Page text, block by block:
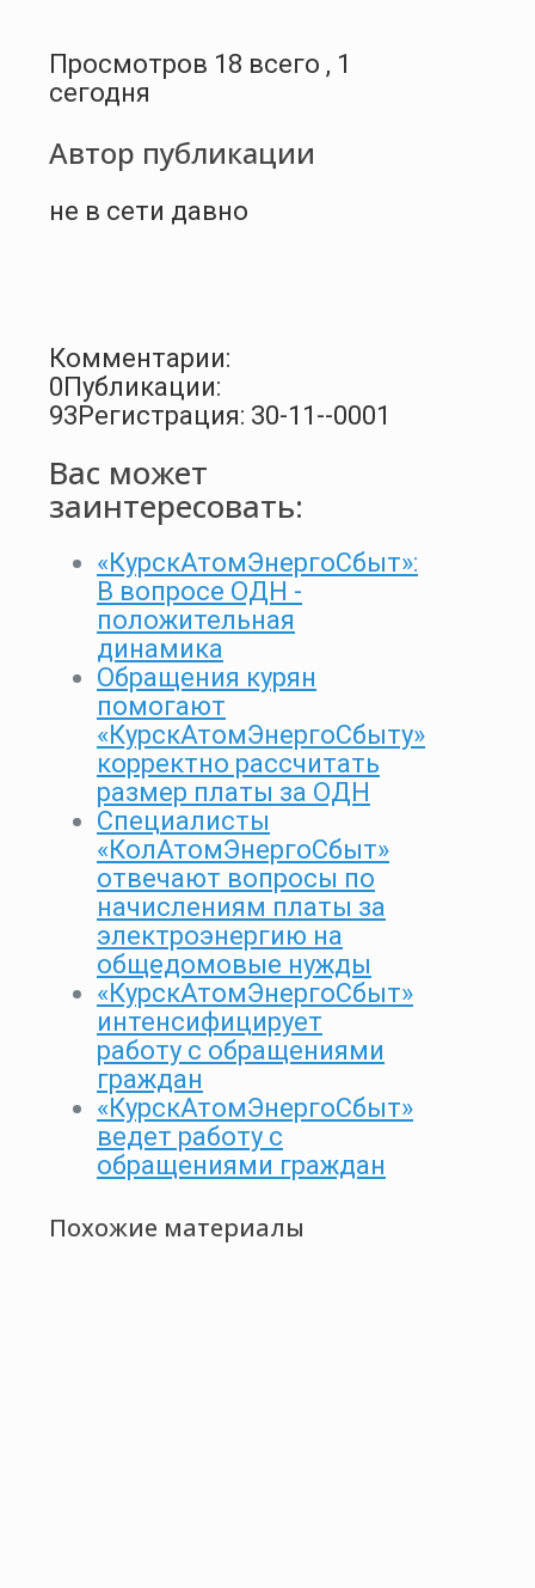
Просмотров 18 всего , 1
сегодня
Автор публикации
не в сети давно
Комментарии:
0Публикации:
93Регистрация: 30-11--0001
Вас может
заинтересовать:
«КурскАтомЭнергоСбыт»:
В вопросе ОДН -
положительная
динамика
Обращения курян
помогают
«КурскАтомЭнергоСбыту»
корректно рассчитать
размер платы за ОДН
Специалисты
«КолАтомЭнергоСбыт»
отвечают вопросы по
начислениям платы за
электроэнергию на
общедомовые нужды
«КурскАтомЭнергоСбыт»
интенсифицирует
работу с обращениями
граждан
«КурскАтомЭнергоСбыт»
ведет работу с
обращениями граждан
Похожие материалы